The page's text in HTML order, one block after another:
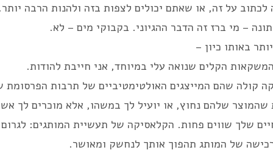
לכתוב על זה, או שאתם יכולים לצפות בזה ולהנות הרבה
– מי ברז זה הדבר ההגיוני. בקבוקי מים – לא.
באותו כיון –
הקלים שנואה עלי במיוחד, אני חייבת להודות.
קולה שהם המייצגים האולטימטיביים של תרבות
שהמוצר שלהם נחוץ, או יועיל לך במשהו, אלא מוכרים לך
שלך שווים פחות. הקלאסיקה של תעשיית המותגים:
של המותג תהפוך אותך לנחשק ומאושר.